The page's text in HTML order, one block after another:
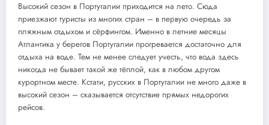
Высокий сезон в Португалии приходится на лето. Сюда
приезжают туристы из многих стран – в первую очередь за
пляжным отдыхом и сёрфингом. Именно в летние месяцы
Атлантика у берегов Португалии прогревается достаточно для
отдыха на воде. Тем не менее следует учесть, что вода здесь
никогда не бывает такой же тёплой, как в любом другом
курортном месте. Кстати, русских в Португалии не много даже в
высокий сезон – сказывается отсутствие прямых недорогих
рейсов.